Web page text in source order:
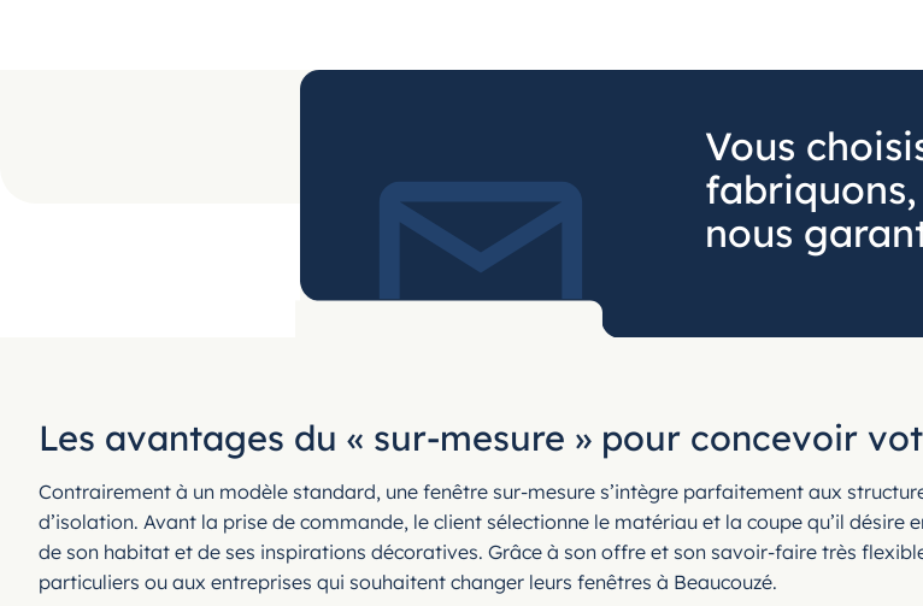
Vous
nous
Les avantages du « sur-mesure » pour concevoir
Contrairement à un modèle standard, une fenêtre sur-mesure s’intègre parfaitement aux
d’isolation. Avant la prise de commande, le client sélectionne le matériau et la coupe qu’il
de son habitat et de ses inspirations décoratives. Grâce à son offre et son savoir-faire très
particuliers ou aux entreprises qui souhaitent changer leurs fenêtres à Beaucouzé.